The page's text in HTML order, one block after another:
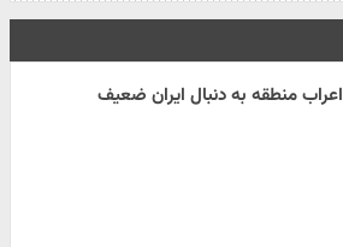
اعراب منطقه به دنبال ایران ضعیف